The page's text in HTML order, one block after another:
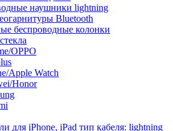
наушники lightning
Bluetooth
беспроводные колонки
OPPO
Apple Watch
Honor
для iPhone, iPad тип кабеля: lightning